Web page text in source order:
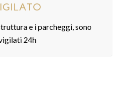
e i parcheggi, sono
24h